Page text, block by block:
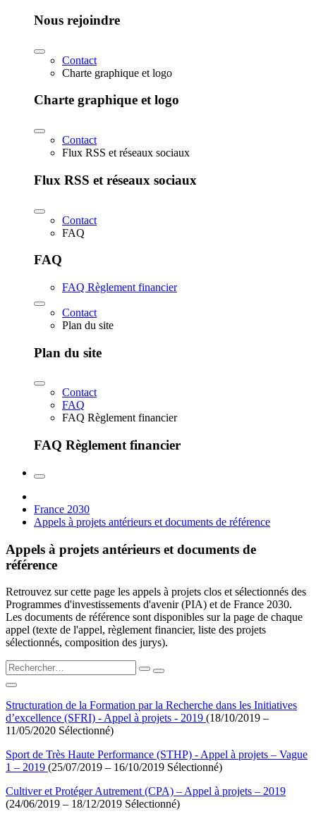
Nous rejoindre
Contact
Charte graphique et logo
Charte graphique et logo
Contact
Flux RSS et réseaux sociaux
Flux RSS et réseaux sociaux
Contact
FAQ
FAQ
FAQ Règlement financier
Contact
Plan du site
Plan du site
Contact
FAQ
FAQ Règlement financier
FAQ Règlement financier
France 2030
Appels à projets antérieurs et documents de référence
Appels à projets antérieurs et documents de
référence
Retrouvez sur cette page les appels à projets clos et sélectionnés des
Programmes d'investissements d'avenir (PIA) et de France 2030.
Les documents de référence sont disponibles sur la page de chaque
appel (texte de l'appel, règlement financier, liste des projets
sélectionnés, composition des jurys).
Structuration de la Formation par la Recherche dans les Initiatives
d’excellence (SFRI) - Appel à projets - 2019 (18/10/2019 –
11/05/2020 Sélectionné)
Sport de Très Haute Performance (STHP) - Appel à projets – Vague
1 – 2019 (25/07/2019 – 16/10/2019 Sélectionné)
Cultiver et Protéger Autrement (CPA) – Appel à projets – 2019
(24/06/2019 – 18/12/2019 Sélectionné)